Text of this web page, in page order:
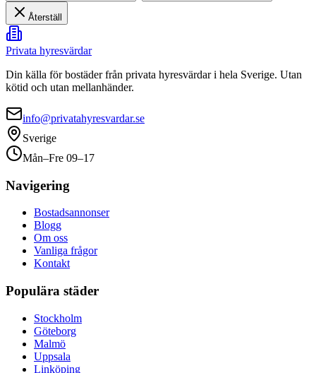
Återställ
Privata hyresvärdar
Din källa för bostäder från privata hyresvärdar i hela Sverige. Utan
kötid och utan mellanhänder.
info@privatahyresvardar.se
Sverige
Mån–Fre 09–17
Navigering
Bostadsannonser
Blogg
Om oss
Vanliga frågor
Kontakt
Populära städer
Stockholm
Göteborg
Malmö
Uppsala
Linköping